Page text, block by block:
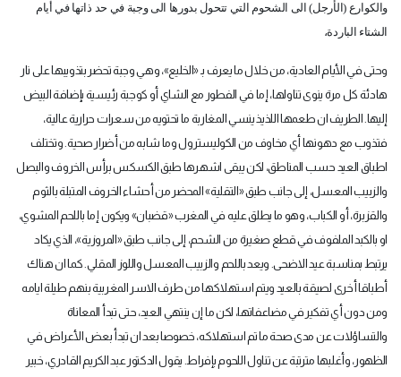
والكوارع (الأرجل) الى الشحوم التي تتحول بدورها الى وجبة في حد ذاتها في أيام
الشتاء الباردة،
وحتى في الأيام العادية، من خلال ما يعرف بـ «الخليع»، وهي وجبة تحضر بتذويبها على نار
هادئة كل مرة ينوى تناولها، إما في الفطور مع الشاي أو كوجبة رئيسية بإضافة البيض
إليها. الطريف ان طعمها اللذيذ ينسي المغاربة ما تحتويه من سعرات حرارية عالية،
فتذوب مع دهونها أي مخاوف من الكوليسترول وما شابه من أضرار صحية. وتختلف
اطباق العيد حسب المناطق، لكن يبقى اشهرها طبق الكسكس برأس الخروف والبصل
والزبيب المعسل، إلى جانب طبق «التقلية» المحضر من أحشاء الخروف المتبلة بالثوم
والقزبرة، أو الكباب، وهو ما يطلق عليه في المغرب «قضبان» ويكون إما باللحم المشوي،
او بالكبد الملفوف في قطع صغيرة من الشحم، إلى جانب طبق «المروزية»، الذي يكاد
يرتبط بمناسبة عيد الاضحى. ويعد باللحم والزبيب المعسل واللوز المقلي. كما ان هناك
أطباقا أخرى لصيقة بالعيد ويتم استهلاكها من طرف الاسر المغربية بنهم طيلة ايامه
ومن دون أي تفكير في مضاعفاتها، لكن ما إن ينتهي العيد، حتى تبدأ المعاناة
والتساؤلات عن مدى صحة ما تم استهلاكه، خصوصا بعد ان تبدأ بعض الأعراض في
الظهور، وأغلبها مترتبة عن تناول اللحوم بإفراط. يقول الدكتور عبد الكريم القادري، خبير